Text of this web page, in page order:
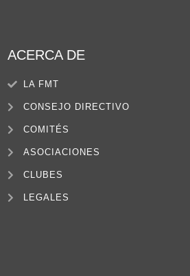
ACERCA DE
LA FMT
CONSEJO DIRECTIVO
COMITÉS
ASOCIACIONES
CLUBES
LEGALES